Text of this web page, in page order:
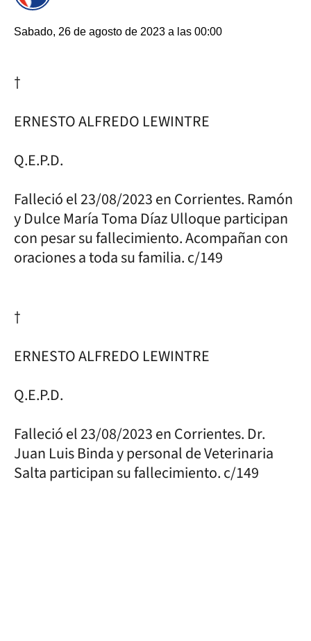
Sabado, 26 de agosto de 2023 a las 00:00
†
ERNESTO ALFREDO LEWINTRE
Q.E.P.D.
Falleció el 23/08/2023 en Corrientes. Ramón
y Dulce María Toma Díaz Ulloque participan
con pesar su fallecimiento. Acompañan con
oraciones a toda su familia. c/149
†
ERNESTO ALFREDO LEWINTRE
Q.E.P.D.
Falleció el 23/08/2023 en Corrientes. Dr.
Juan Luis Binda y personal de Veterinaria
Salta participan su fallecimiento. c/149